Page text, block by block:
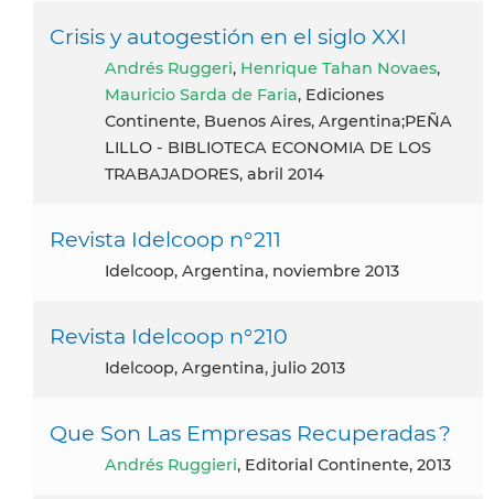
Crisis y autogestión en el siglo XXI
Andrés Ruggeri, Henrique Tahan Novaes,
Mauricio Sarda de Faria, Ediciones
Continente, Buenos Aires, Argentina;PEÑA
LILLO - BIBLIOTECA ECONOMIA DE LOS
TRABAJADORES, abril 2014
Revista Idelcoop n°211
Idelcoop, Argentina, noviembre 2013
Revista Idelcoop n°210
Idelcoop, Argentina, julio 2013
Que Son Las Empresas Recuperadas ?
Andrés Ruggieri, Editorial Continente, 2013